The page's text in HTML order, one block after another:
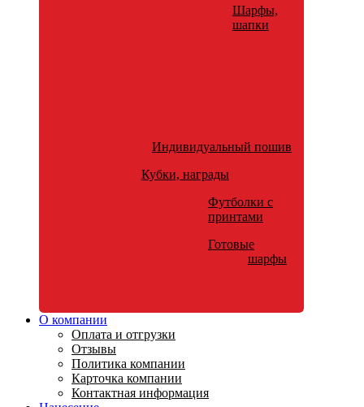
Шарфы,
шапки
Индивидуальный пошив
Кубки, награды
Футболки с
принтами
Готовые
шарфы
О компании
Оплата и отгрузки
Отзывы
Политика компании
Карточка компании
Контактная информация